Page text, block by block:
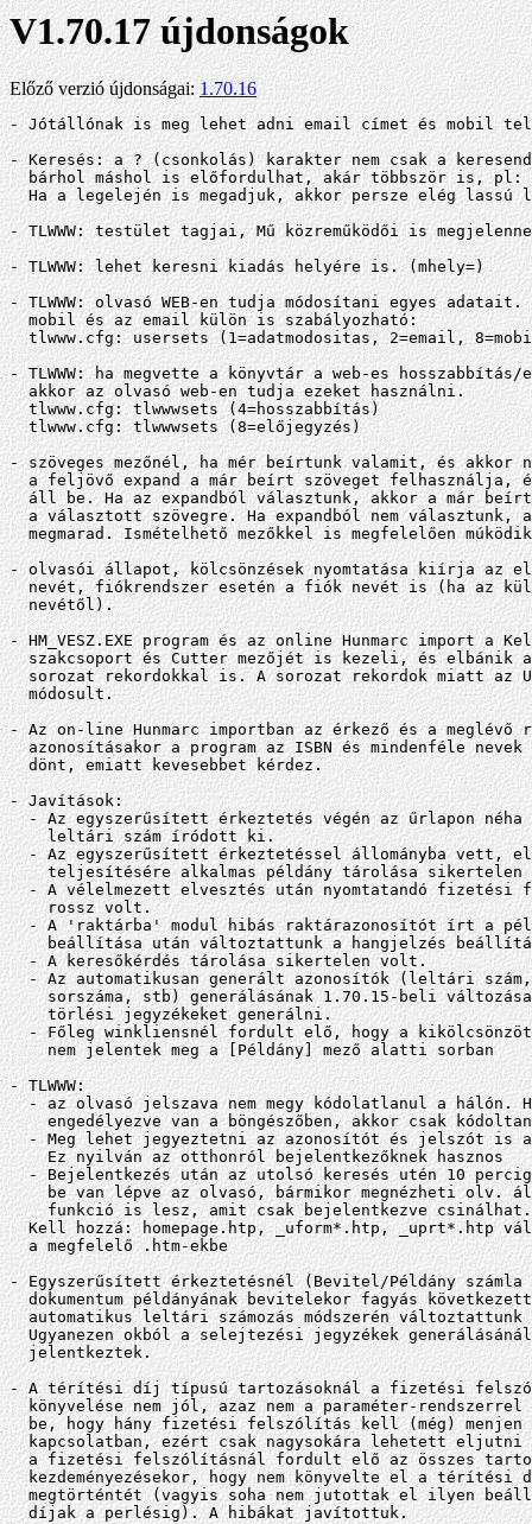
V1.70.17 újdonságok
Előző verzió újdonságai: 1.70.16
- Jótállónak is meg lehet adni email címet és mobil
- Keresés: a ? (csonkolás) karakter nem csak a
bárhol máshol is előfordulhat, akár többször is, pl:
Ha a legelején is megadjuk, akkor persze elég lassú
- TLWWW: testület tagjai, Mű közreműködői is
- TLWWW: lehet keresni kiadás helyére is. (mhely=)
- TLWWW: olvasó WEB-en tudja módosítani egyes
  mobil és az email külön is szabályozható:
tlwww.cfg: usersets (1=adatmodositas, 2=email,
- TLWWW: ha megvette a könyvtár a web-es
  akkor az olvasó web-en tudja ezeket használni.
  tlwww.cfg: tlwwwsets (4=hosszabbítás)
  tlwww.cfg: tlwwwsets (8=előjegyzés)
- szöveges mezőnél, ha mér beírtunk valamit, és akkor
a feljövő expand a már beírt szöveget felhasználja,
áll be. Ha az expandból választunk, akkor a már
a választott szövegre. Ha expandból nem választunk,
megmarad. Ismételhető mezőkkel is megfelelően
- olvasói állapot, kölcsönzések nyomtatása kiírja az
nevét, fiókrendszer esetén a fiók nevét is (ha az
  nevétől).
- HM_VESZ.EXE program és az online Hunmarc import a
szakcsoport és Cutter mezőjét is kezeli, és elbánik
sorozat rekordokkal is. A sorozat rekordok miatt az
  módosult.
- Az on-line Hunmarc importban az érkező és a meglévő
azonosításakor a program az ISBN és mindenféle nevek
  dönt, emiatt kevesebbet kérdez.
- Javítások:
- Az egyszerűsített érkeztetés végén az űrlapon néha
    leltári szám íródott ki.
- Az egyszerűsített érkeztetéssel állományba vett,
teljesítésére alkalmas példány tárolása sikertelen
- A vélelmezett elvesztés után nyomtatandó fizetési
    rossz volt.
- A 'raktárba' modul hibás raktárazonosítót írt a
beállítása után változtattunk a hangjelzés
  - A keresőkérdés tárolása sikertelen volt.
- Az automatikusan generált azonosítók (leltári
sorszáma, stb) generálásának 1.70.15-beli
    törlési jegyzékeket generálni.
- Főleg winkliensnél fordult elő, hogy a
    nem jelentek meg a [Példány] mező alatti sorban
- TLWWW:
- az olvasó jelszava nem megy kódolatlanul a hálón.
engedélyezve van a böngészőben, akkor csak
- Meg lehet jegyeztetni az azonosítót és jelszót is
    Ez nyilván az otthonról bejelentkezőknek hasznos
- Bejelentkezés után az utolsó keresés utén 10
be van lépve az olvasó, bármikor megnézheti olv.
    funkció is lesz, amit csak bejelentkezve csinálhat.
Kell hozzá: homepage.htp, _uform*.htp, _uprt*.htp
  a megfelelő .htm-ekbe
- Egyszerűsített érkeztetésnél (Bevitel/Példány
dokumentum példányának bevitelekor fagyás
automatikus leltári számozás módszerén változtattunk
Ugyanezen okból a selejtezési jegyzékek
  jelentkeztek.
- A térítési díj típusú tartozásoknál a fizetési
könyvelése nem jól, azaz nem a paraméter-rendszerrel
be, hogy hány fizetési felszólítás kell (még) menjen
kapcsolatban, ezért csak nagysokára lehetett eljutni
a fizetési felszólításnál fordult elő az összes
kezdeményezésekor, hogy nem könyvelte el a térítési
megtörténtét (vagyis soha nem jutottak el ilyen
  díjak a perlésig). A hibákat javítottuk.